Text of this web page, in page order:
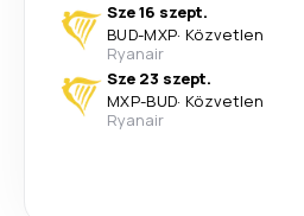
Sze 16 szept.
BUD-MXP· Közvetlen
Ryanair
Sze 23 szept.
MXP-BUD· Közvetlen
Ryanair